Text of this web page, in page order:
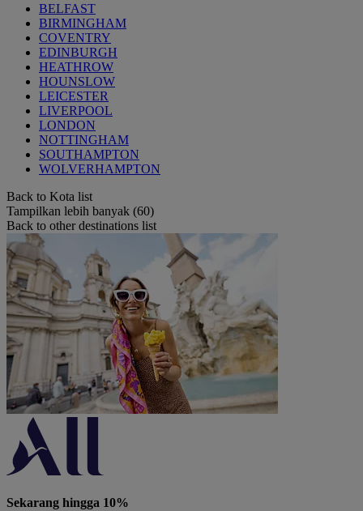
BELFAST
BIRMINGHAM
COVENTRY
EDINBURGH
HEATHROW
HOUNSLOW
LEICESTER
LIVERPOOL
LONDON
NOTTINGHAM
SOUTHAMPTON
WOLVERHAMPTON
Back to Kota list
Tampilkan lebih banyak (60)
Back to other destinations list
Sekarang hingga 10%